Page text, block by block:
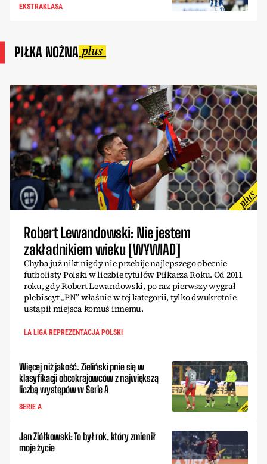
EKSTRAKLASA
PIŁKA NOŻNA
Robert Lewandowski: Nie jestem
zakładnikiem wieku [WYWIAD]
Chyba już nikt nigdy nie przebije najlepszego obecnie
futbolisty Polski w liczbie tytułów Piłkarza Roku. Od 2011
roku, gdy Robert Lewandowski, po raz pierwszy wygrał
plebiscyt „PN” właśnie w tej kategorii, tylko dwukrotnie
ustąpił miejsca komuś innemu.
LA LIGA REPREZENTACJA POLSKI
Więcej niż jakość. Zieliński pnie się w
klasyfikacji obcokrajowców z największą
liczbą występów w Serie A
SERIE A
Jan Ziółkowski: To był rok, który zmienił
moje życie